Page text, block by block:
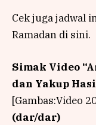
Cek juga jadwal
Ramadan di sini.
Simak Video “
dan Yakup
[Gambas:Video
(dar/dar)